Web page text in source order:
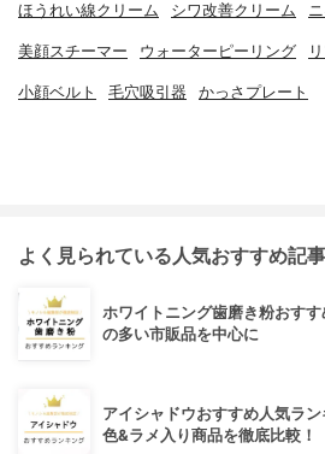
ほうれい線クリーム シワ改善クリーム
美顔スチーマー ウォーターピーリング
小顔ベルト 毛穴吸引器 かっさプレート
よく見られている人気おすすめ記事
ホワイトニング歯磨き粉おす
の多い市販品を中心に
アイシャドウおすすめ人気ラ
色&ラメ入り商品を徹底比較！